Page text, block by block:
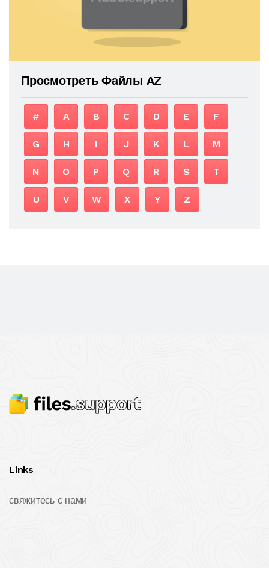
Просмотреть Файлы AZ
# A B C D E F
G H I J K L M
N O P Q R S T
U V W X Y Z
Links
свяжитесь с нами